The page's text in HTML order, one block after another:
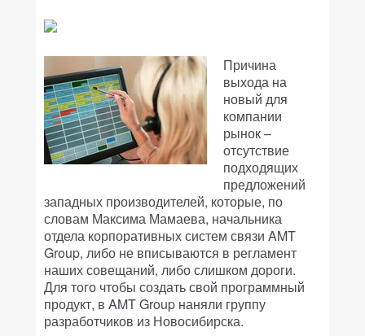
Причина
выхода на
новый для
компании
рынок –
отсутствие
подходящих
предложений
западных производителей, которые, по
словам Максима Мамаева, начальника
отдела корпоративных систем связи AMT
Group, либо не вписываются в регламент
наших совещаний, либо слишком дороги.
Для того чтобы создать свой программный
продукт, в AMT Group наняли группу
разработчиков из Новосибирска.